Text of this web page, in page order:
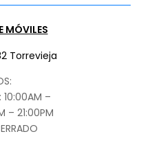
MÓVILES
Torrevieja
10:00AM –
– 21:00PM